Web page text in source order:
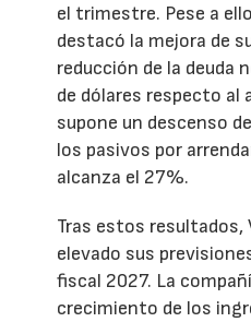
el trimestre. Pese a
destacó la mejora de
reducción de la deuda
de dólares respecto al
supone un descenso
los pasivos por
alcanza el 27%.
Tras estos resultados,
elevado sus
fiscal 2027. La
crecimiento de los